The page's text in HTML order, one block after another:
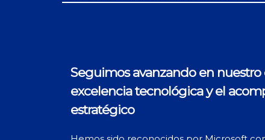
Seguimos avanzando en
excelencia tecnológica y el
estratégico